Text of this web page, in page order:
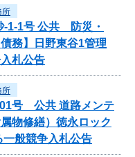
所
-1-1号 公共 防災・
務】日野東谷1管理
札公告
所
01号 公共 道路メンテ
物修繕）徳永ロック
般競争入札公告